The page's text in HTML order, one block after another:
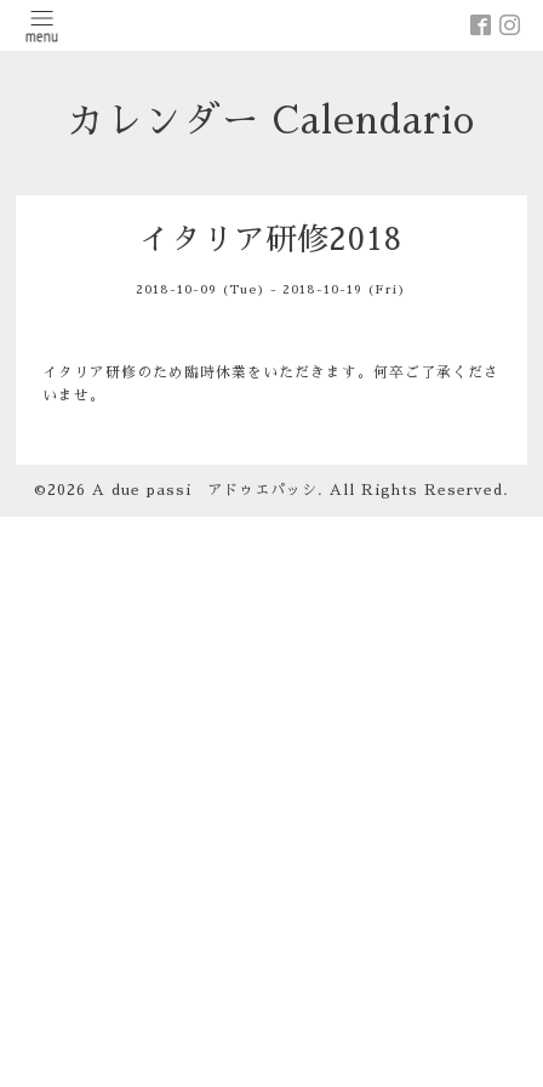
カレンダー Calendario
イタリア研修2018
2018-10-09 (Tue) - 2018-10-19 (Fri)
イタリア研修のため臨時休業をいただきます。何卒ご了承くださ
いませ。
©2026 A due passi アドゥエパッシ . All Rights Reserved.